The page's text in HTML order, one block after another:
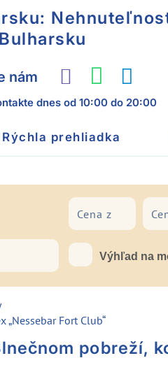
Bulharsku
nám
dnesod 10:00 do 20:00
Rýchla prehliadka
Výhľad na
Fort Club“
pobreží,